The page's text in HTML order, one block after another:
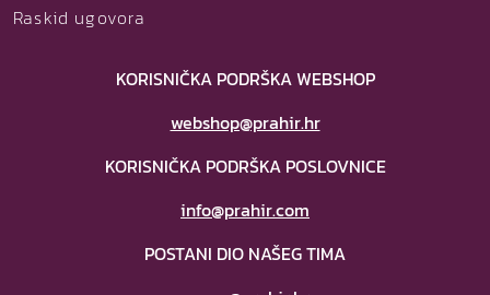
Raskid ugovora
KORISNIČKA PODRŠKA WEBSHOP
webshop@prahir.hr
KORISNIČKA PODRŠKA POSLOVNICE
info@prahir.com
POSTANI DIO NAŠEG TIMA